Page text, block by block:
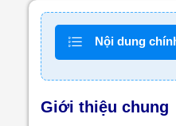
Nội dung
Giới thiệu chung